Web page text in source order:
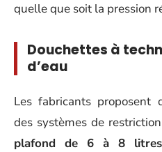
quelle que soit la pression
Douchettes à
d’eau
Les fabricants proposent
des systèmes de
plafond de 6 à 8